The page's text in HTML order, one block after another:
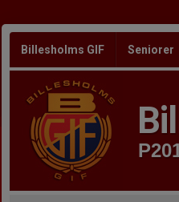
Billesholms GIF Seniorer